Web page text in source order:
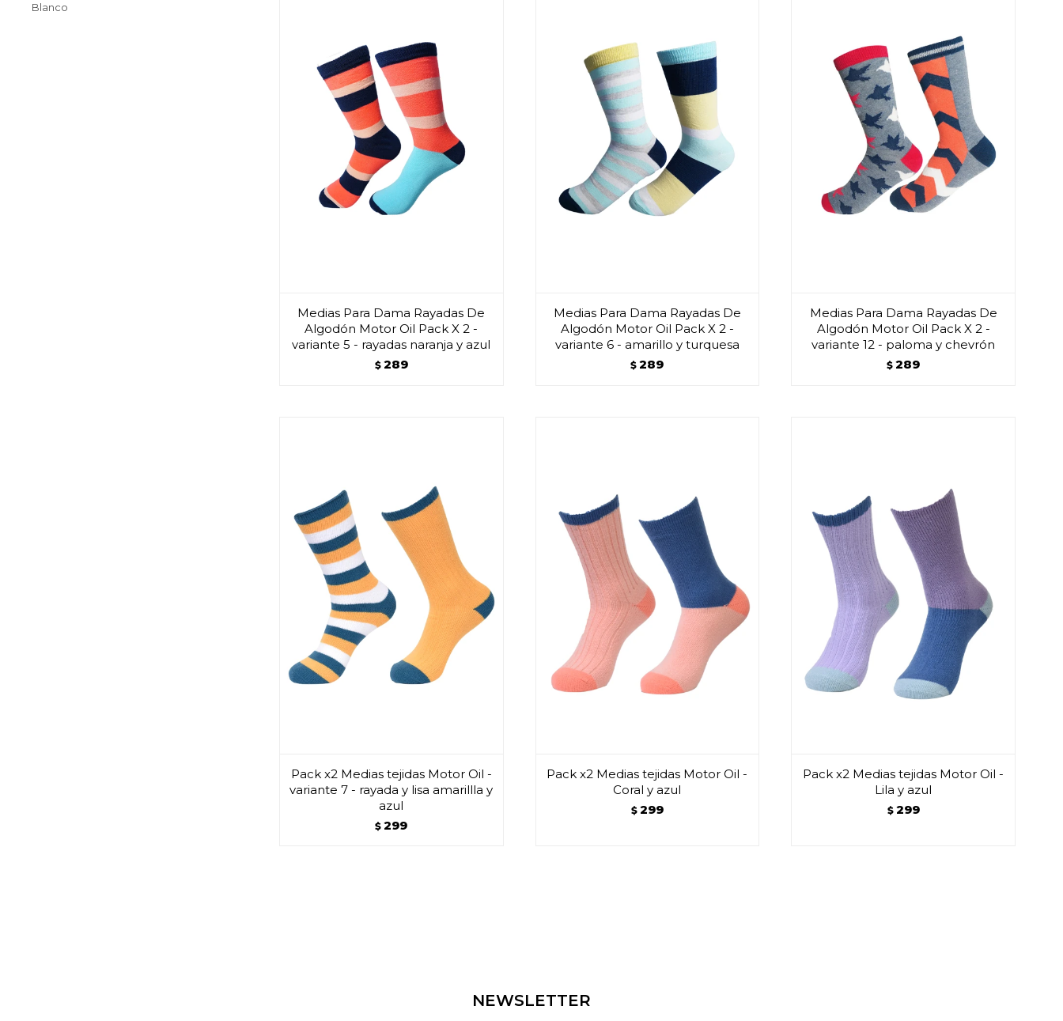
Medias Para Dama Rayadas De
Algodón Motor Oil Pack X 2 -
variante 5 - rayadas naranja y azul
$ 289
Medias Para Dama Rayadas De
Algodón Motor Oil Pack X 2 -
variante 6 - amarillo y turquesa
$ 289
Medias Para Dama Rayadas De
Algodón Motor Oil Pack X 2 -
variante 12 - paloma y chevrón
$ 289
Pack x2 Medias tejidas Motor Oil -
variante 7 - rayada y lisa amarillla y
azul
$ 299
Pack x2 Medias tejidas Motor Oil -
Coral y azul
$ 299
Pack x2 Medias tejidas Motor Oil -
Lila y azul
$ 299
Blanco
NEWSLETTER